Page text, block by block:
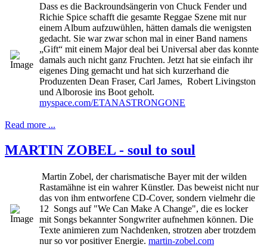
Dass es die Backroundsängerin von Chuck Fender und
Richie Spice schafft die gesamte Reggae Szene mit nur
einem Album aufzuwühlen, hätten damals die wenigsten
gedacht. Sie war zwar schon mal in einer Band namens
„Gift“ mit einem Major deal bei Universal aber das konnte
damals auch nicht ganz Fruchten. Jetzt hat sie einfach ihr
eigenes Ding gemacht und hat sich kurzerhand die
Produzenten Dean Fraser, Carl James, Robert Livingston
und Alborosie ins Boot geholt.
myspace.com/ETANASTRONGONE
Read more ...
MARTIN ZOBEL - soul to soul
Martin Zobel, der charismatische Bayer mit der wilden
Rastamähne ist ein wahrer Künstler. Das beweist nicht nur
das von ihm entworfene CD-Cover, sondern vielmehr die
12 Songs auf "We Can Make A Change", die es locker
mit Songs bekannter Songwriter aufnehmen können. Die
Texte animieren zum Nachdenken, strotzen aber trotzdem
nur so vor positiver Energie. martin-zobel.com